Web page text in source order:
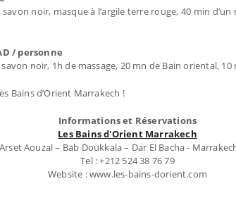
noir, masque à l’argile terre rouge, 40 min
/ personne
noir, 1h de massage, 20 mn de Bain oriental, 10
Bains d’Orient Marrakech !
Informations et Réservations
Les Bains d'Orient Marrakech
Aouzal – Bab Doukkala – Dar El Bacha -
Tel : +212 524 38 76 79
Website : www.les-bains-dorient.com